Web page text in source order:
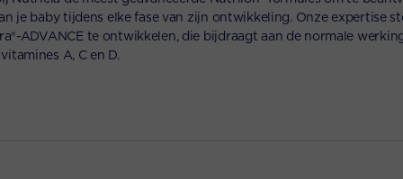
je baby tijdens elke fase van zijn ontwikkeling. Onze expertise
ADVANCE te ontwikkelen, die bijdraagt aan de normale
A, C en D.